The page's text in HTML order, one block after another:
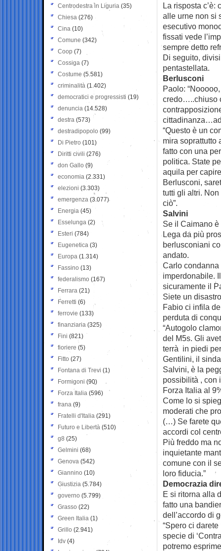
La risposta c’è:
alle urne non si
esecutivo
fissati vede
sempre detto
Di seguito,
pentastellata.
Berlusconi
Paolo:
credo…..chiuso
“Questo è un
mira soprattutto
fatto con una
politica. State
aquila per
Berlusconi,
tutti gli altri.
ciò”.
Salvini
Se il Caimano
Lega da più
berlusconiani
andato.
Carlo condanna
imperdonabile.
sicuramente il
Siete un
Fabio ci infila
perduta di
“Autogolo
del M5s. Gli
terrà in piedi
Gentilini, il
Salvini, è la
possibilità , con
Forza Italia al
Come lo si
moderati che
(…) Se farete
accordi col
Più freddo ma
inquietante
comune con il
loro fiducia.”
Democrazia
E si ritorna alla
fatto una
dell’accordo di
“Spero ci
specie di
potremo
Centrodestra in Liguria (35)
Chiesa (276)
Cina (10)
Comune (342)
Coop (7)
Cossiga (7)
Costume (5.581)
criminalità (1.402)
democratici e progressisti (19)
denuncia (14.528)
destra (573)
destradipopolo (99)
Di Pietro (101)
Diritti civili (276)
don Gallo (9)
economia (2.331)
elezioni (3.303)
emergenza (3.077)
Energia (45)
Esselunga (2)
Esteri (784)
Eugenetica (3)
Europa (1.314)
Fassino (13)
federalismo (167)
Ferrara (21)
Ferretti (6)
ferrovie (133)
finanziaria (325)
Fini (821)
fioriere (5)
Fitto (27)
Fontana di Trevi (1)
Formigoni (90)
Forza Italia (596)
frana (9)
Fratelli d'Italia (291)
Futuro e Libertà (510)
g8 (25)
Gelmini (68)
Genova (542)
Giannino (10)
Giustizia (5.784)
governo (5.799)
Grasso (22)
Green Italia (1)
Grillo (2.941)
Idv (4)